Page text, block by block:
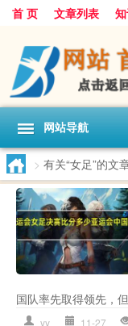
首 页 文章列表
网站导航
> 有关“女足”的文
国队率先取得领先，
yy 11-27